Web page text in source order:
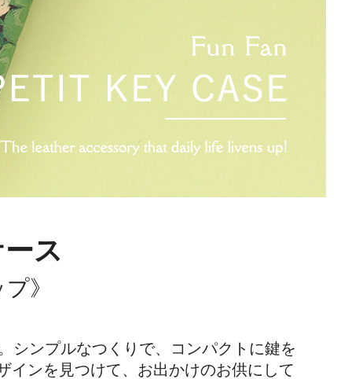
ス
》
シンプルなつくりで、コンパクトに鍵を
インを見つけて、お出かけのお供にして